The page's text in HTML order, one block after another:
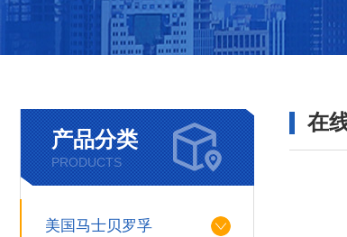
产品分类
PRODUCTS
美国马士贝罗孚
在